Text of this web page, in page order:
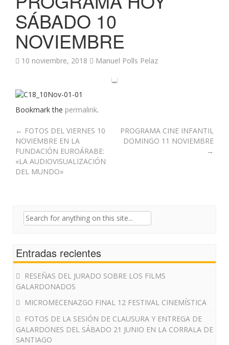
SÁBADO 10
NOVIEMBRE
10 noviembre, 2018 Manuel Polls Pelaz
Bookmark the permalink.
Post
navigation
← FOTOS DEL VIERNES 10
NOVIEMBRE EN LA
FUNDACIÓN EUROÁRABE:
«LA AUDIOVISUALIZACIÓN
DEL MUNDO»
PROGRAMA CINE INFANTIL
DOMINGO 11 NOVIEMBRE
→
Search
Entradas recientes
RESEÑAS DEL JURADO SOBRE LOS FILMS
GALARDONADOS
MICROMECENAZGO FINAL 12 FESTIVAL CINEMÍSTICA
FOTOS DE LA SESIÓN DE CLAUSURA Y ENTREGA DE
GALARDONES DEL SÁBADO 21 JUNIO EN LA CORRALA DE
SANTIAGO